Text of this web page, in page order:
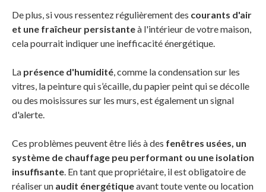
De plus, si vous ressentez régulièrement des courants d'air
et une fraîcheur persistanteà l'intérieur de votre maison,
cela pourrait indiquer une inefficacité énergétique.
La présence d'humidité, comme la condensation sur les
vitres, la peinture qui s’écaille, du papier peint qui se décolle
ou des moisissures sur les murs, est également un signal
d'alerte.
Ces problèmes peuvent être liés à des fenêtres usées, un
système de chauffage peu performant ou une isolation
insuffisante. En tant que propriétaire, il est obligatoire de
réaliser un audit énergétiqueavant toute vente ou location